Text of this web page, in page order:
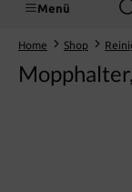
Menü
Home Shop